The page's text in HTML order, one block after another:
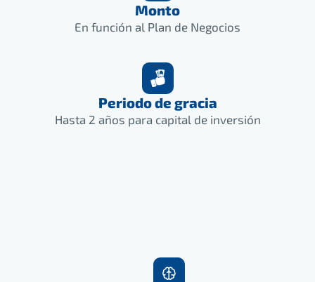
Monto
En función al Plan de Negocios
Periodo de gracia
Hasta 2 años para capital de inversión